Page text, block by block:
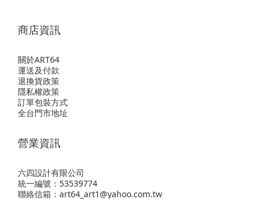
商店資訊
關於ART64
運送及付款
退換貨政策
隱私權政策
訂單包裝方式
全台門市地址
營業資訊
六四設計有限公司
統一編號：53539774
聯絡信箱：art64_art1@yahoo.com.tw